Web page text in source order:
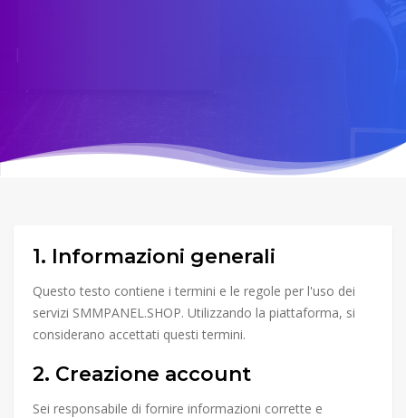
1. Informazioni generali
Questo testo contiene i termini e le regole per l'uso dei
servizi SMMPANEL.SHOP. Utilizzando la piattaforma, si
considerano accettati questi termini.
2. Creazione account
Sei responsabile di fornire informazioni corrette e